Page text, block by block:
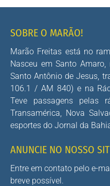
SOBRE O MARÃO!
Marão Freitas está no
Nasceu em Santo
Santo Antônio de Jesus,
106.1 / AM 840) e na
Teve passagens pelas
Transamérica, Nova
esportes do Jornal da
ANUNCIE NO NOSSO
Entre em contato pelo e-
breve possível.